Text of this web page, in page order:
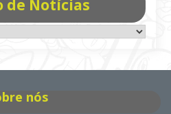
de Notícias
nós